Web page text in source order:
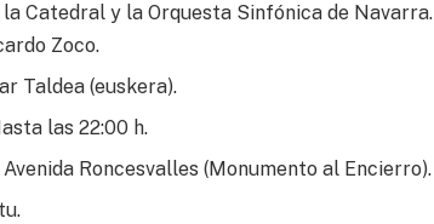
Catedral y la Orquesta Sinfónica de Navarra.
Zoco.
Taldea (euskera).
las 22:00 h.
Roncesvalles (Monumento al Encierro).